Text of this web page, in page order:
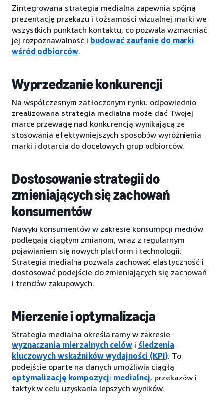
Zintegrowana strategia medialna zapewnia spójną
prezentację przekazu i tożsamości wizualnej marki we
wszystkich punktach kontaktu, co pozwala wzmacniać
jej rozpoznawalność i budować zaufanie do marki
wśród odbiorców.
Wyprzedzanie konkurencji
Na współczesnym zatłoczonym rynku odpowiednio
zrealizowana strategia medialna może dać Twojej
marce przewagę nad konkurencją wynikającą ze
stosowania efektywniejszych sposobów wyróżnienia
marki i dotarcia do docelowych grup odbiorców.
Dostosowanie strategii do
zmieniających się zachowań
konsumentów
Nawyki konsumentów w zakresie konsumpcji mediów
podlegają ciągłym zmianom, wraz z regularnym
pojawianiem się nowych platform i technologii.
Strategia medialna pozwala zachować elastyczność i
dostosować podejście do zmieniających się zachowań
i trendów zakupowych.
Mierzenie i optymalizacja
Strategia medialna określa ramy w zakresie
wyznaczania mierzalnych celów i śledzenia
kluczowych wskaźników wydajności (KPI). To
podejście oparte na danych umożliwia ciągłą
optymalizację kompozycji medialnej, przekazów i
taktyk w celu uzyskania lepszych wyników.